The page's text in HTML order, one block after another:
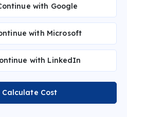
with Google
with Microsoft
with LinkedIn
Calculate Cost